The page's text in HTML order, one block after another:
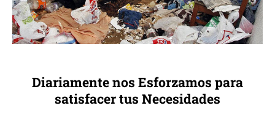
Diariamente nos Esforzamos para
satisfacer tus Necesidades